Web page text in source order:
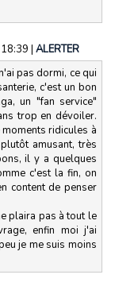
| ALERTER
pas dormi, ce qui
c'est un bon
un "fan service"
trop en dévoiler.
ridicules à
amusant, très
il y a quelques
c'est la fin, on
content de penser
plaira pas à tout le
enfin moi j'ai
je me suis moins